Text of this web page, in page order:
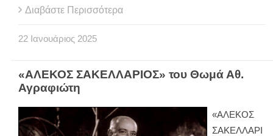
Διαβάστε Περισσότερα
22 Ιανουάριος 2025
«ΑΛΕΚΟΣ ΣΑΚΕΛΛΑΡΙΟΣ» του Θωμά Αθ.
Αγραφιώτη
«ΑΛΕΚΟΣ
ΣΑΚΕΛΛΑΡΙ